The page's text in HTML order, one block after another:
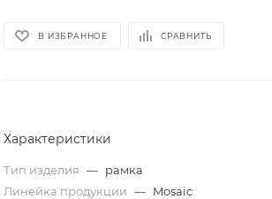
В ИЗБРАННОЕ СРАВНИТЬ
Характеристики
Тип изделия — рамка
Линейка продукции — Mosaic